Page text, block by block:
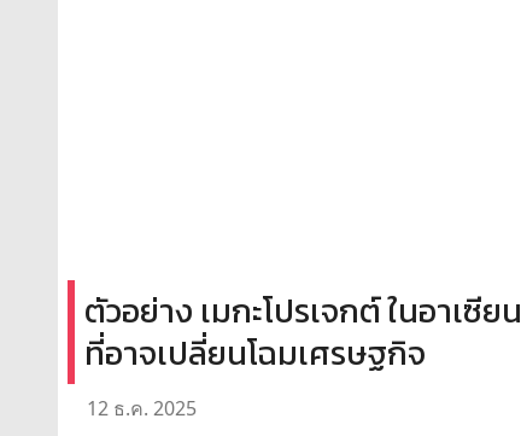
ตัวอย่าง เมกะโปรเจกต์ ในอาเซียน
ที่อาจเปลี่ยนโฉมเศรษฐกิจ
12 ธ.ค. 2025